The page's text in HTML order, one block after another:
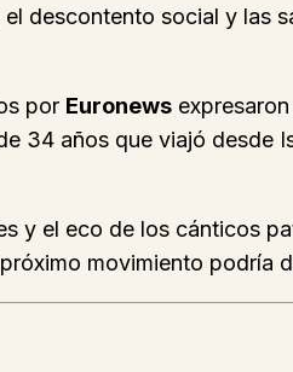
descontento social y las
por Euronews
34 años que viajó desde
y el eco de los cánticos
movimiento podría